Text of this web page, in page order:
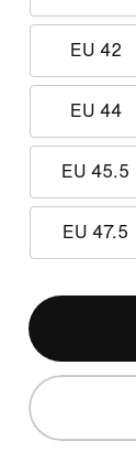
EU 42
EU 44
EU 45.5
EU 47.5